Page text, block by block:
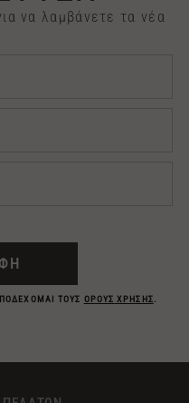
να λαμβάνετε τα νέα
ΤΟΥΣ ΟΡΟΥΣ ΧΡΗΣΗΣ.